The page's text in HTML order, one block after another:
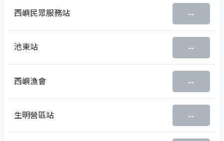
西嶼民眾服務站 --
池東站 --
西嶼漁會 --
生明營區站 --